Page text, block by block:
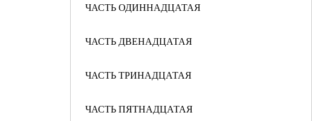
ЧАСТЬ ОДИННАДЦАТАЯ
ЧАСТЬ ДВЕНАДЦАТАЯ
ЧАСТЬ ТРИНАДЦАТАЯ
ЧАСТЬ ПЯТНАДЦАТАЯ